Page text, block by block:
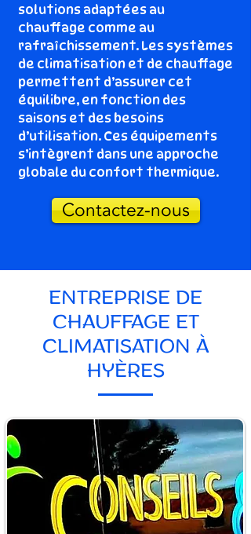
solutions adaptées au
chauffage comme au
rafraîchissement. Les systèmes
de climatisation et de chauffage
permettent d’assurer cet
équilibre, en fonction des
saisons et des besoins
d’utilisation. Ces équipements
s’intègrent dans une approche
globale du confort thermique.
Contactez-nous
ENTREPRISE DE
CHAUFFAGE ET
CLIMATISATION À
HYÈRES